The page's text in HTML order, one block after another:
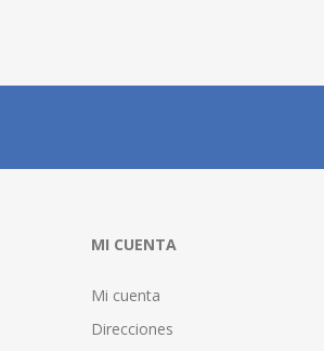
MI CUENTA
Mi cuenta
Direcciones